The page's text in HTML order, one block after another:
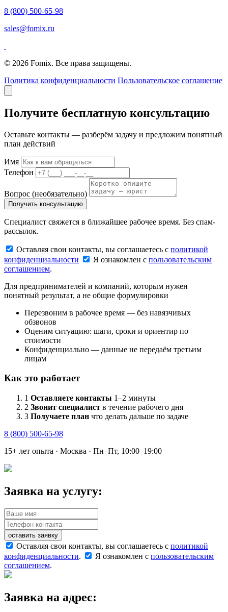
8 (800) 500-65-98
sales@fomix.ru
© 2026 Fomix. Все права защищены.
Политика конфиденциальности Пользовательское соглашение
Получите бесплатную консультацию
Оставьте контакты — разберём задачу и предложим понятный
план действий
Имя
Телефон
Вопрос (необязательно)
Получить консультацию
Специалист свяжется в ближайшее рабочее время. Без спам-
рассылок.
Оставляя свои контакты, вы соглашаетесь с политикой
конфиденциальности
Я ознакомлен с пользовательским
соглашением.
Для предпринимателей и компаний, которым нужен
понятный результат, а не общие формулировки
Перезвоним в рабочее время — без навязчивых
обзвонов
Оценим ситуацию: шаги, сроки и ориентир по
стоимости
Конфиденциально — данные не передаём третьим
лицам
Как это работает
1 Оставляете контакты 1–2 минуты
2 Звонит специалист в течение рабочего дня
3 Получаете план что делать дальше по задаче
8 (800) 500-65-98
15+ лет опыта · Москва · Пн–Пт, 10:00–19:00
Заявка на услугу:
оставить заявку
Оставляя свои контакты, вы соглашаетесь с политикой
конфиденциальности. Я ознакомлен с пользовательским
соглашением.
Заявка на адрес: